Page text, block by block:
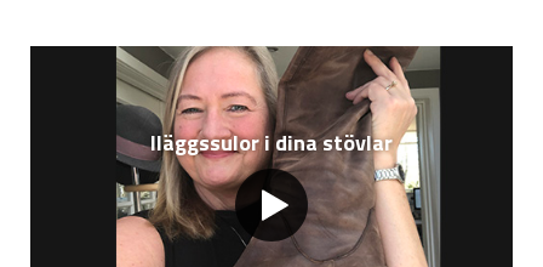
Iläggssulor i dina stövlar